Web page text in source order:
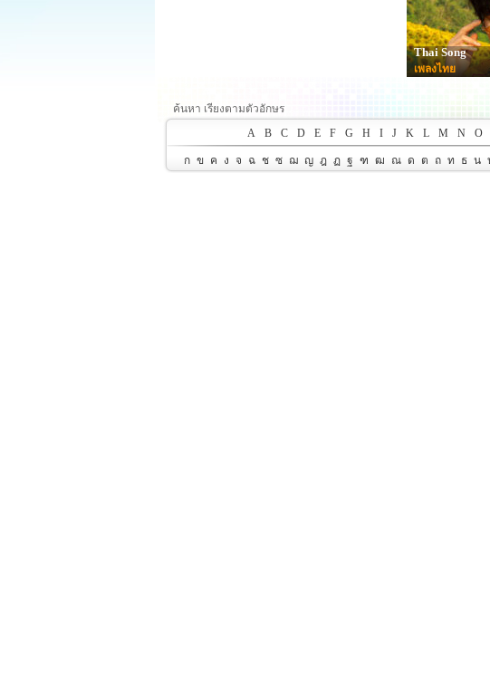
Thai Song
เพลงไทย
ค้นหา เรียงตามตัวอักษร
A
B C D E F G H I J K L M N O
ก ข ค ง จ ฉ ช ซ ฌ ญ ฎ ฏ ฐ ฑ ฒ ณ ด ต ถ ท ธ น